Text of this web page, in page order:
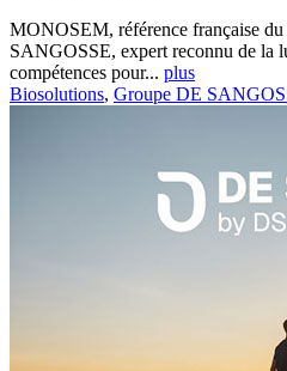
MONOSEM, référence française
SANGOSSE, expert reconnu de la
compétences pour... plus
Biosolutions, Groupe DE